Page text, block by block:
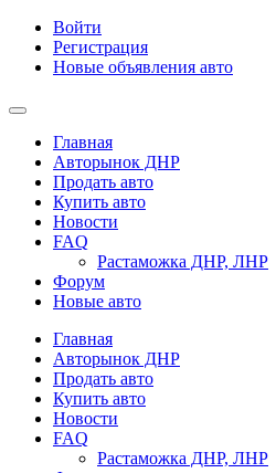
Войти
Регистрация
Новые объявления авто
Главная
Авторынок ДНР
Продать авто
Купить авто
Новости
FAQ
Растаможка ДНР, ЛНР
Форум
Новые авто
Главная
Авторынок ДНР
Продать авто
Купить авто
Новости
FAQ
Растаможка ДНР, ЛНР